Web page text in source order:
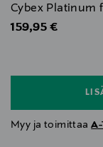
Cybex Platinum
Original Price
159,95 €
Myy ja toimittaa